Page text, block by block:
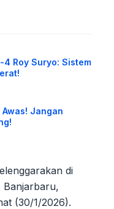
Roy Suryo: Sistem
Awas! Jangan
di
Banjarbaru,
(30/1/2026).